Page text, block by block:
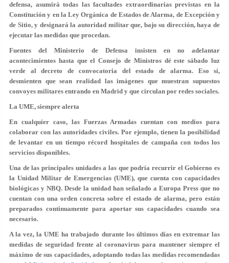
defensa, asumirá todas las facultades extraordinarias previstas en la
Constitución y en la Ley Orgánica de Estados de Alarma, de Excepción y
de Sitio, y designará la autoridad militar que, bajo su dirección, haya de
ejecutar las medidas que procedan.
Fuentes del Ministerio de Defensa insisten en no adelantar
acontecimientos hasta que el Consejo de Ministros dé este sábado luz
verde al decreto de convocatoria del estado de alarma. Eso sí,
desmienten que sean realidad las imágenes que muestran supuestos
convoyes militares entrando en Madrid y que circulan por redes sociales.
La UME, siempre alerta
En cualquier caso, las Fuerzas Armadas cuentan con medios para
colaborar con las autoridades civiles. Por ejemplo, tienen la posibilidad
de levantar en un tiempo récord hospitales de campaña con todos los
servicios disponibles.
Una de las principales unidades a las que podría recurrir el Gobierno es
la Unidad Militar de Emergencias (UME), que cuenta con capacidades
biológicas y NBQ. Desde la unidad han señalado a Europa Press que no
cuentan con una orden concreta sobre el estado de alarma, pero están
preparados continuamente para aportar sus capacidades cuando sea
necesario.
A la vez, la UME ha trabajado durante los últimos días en extremar las
medidas de seguridad frente al coronavirus para mantener siempre el
máximo de sus capacidades, adoptando todas las medidas recomendadas